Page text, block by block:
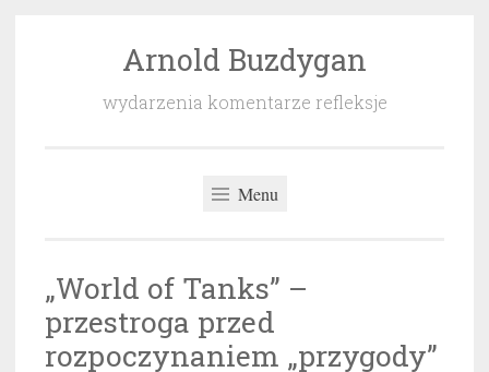
Arnold Buzdygan
wydarzenia komentarze refleksje
Menu
„World of Tanks” –
przestroga przed
rozpoczynaniem „przygody”